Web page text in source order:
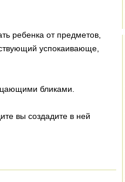
ребенка от предметов,
успокаивающе,
бликами.
вы создадите в ней